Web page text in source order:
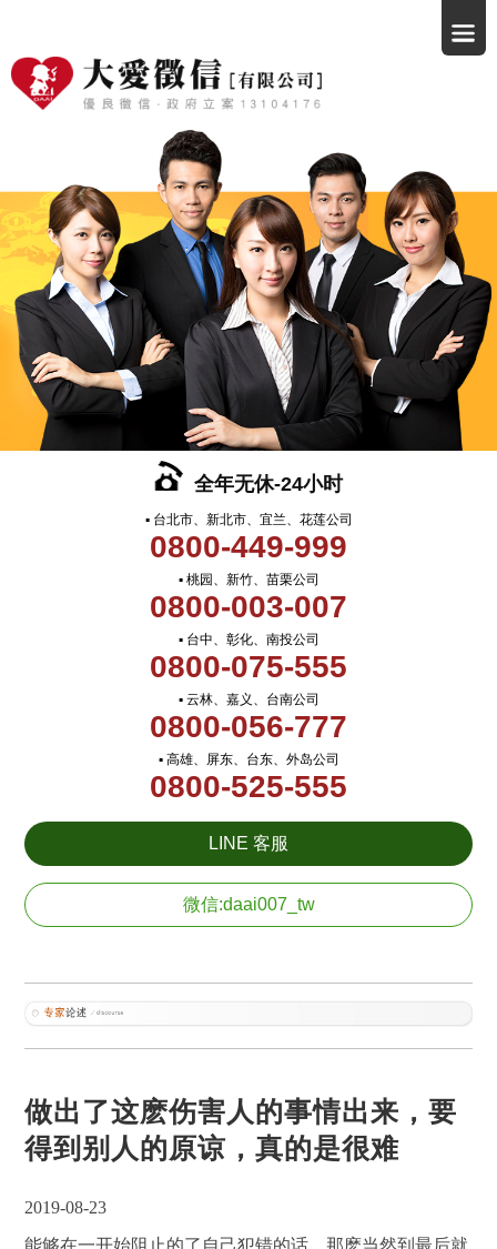
全年无休-24小时
▪ 台北市、新北市、宜兰、花莲公司
0800-449-999
▪ 桃园、新竹、苗栗公司
0800-003-007
▪ 台中、彰化、南投公司
0800-075-555
▪ 云林、嘉义、台南公司
0800-056-777
▪ 高雄、屏东、台东、外岛公司
0800-525-555
LINE 客服
微信:daai007_tw
做出了这麽伤害人的事情出来，要
得到别人的原谅，真的是很难
2019-08-23
能够在一开始阻止的了自己犯错的话，那麽当然到最后就